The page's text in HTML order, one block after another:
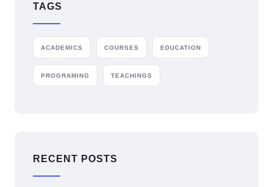
TAGS
ACADEMICS COURSES EDUCATION
PROGRAMING TEACHINGS
RECENT POSTS